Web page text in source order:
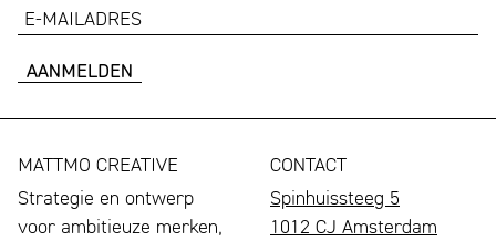
e-
MATTMO CREATIVE
Strategie en ontwerp
voor ambitieuze merken,
CONTACT
Spinhuissteeg 5
1012 CJ Amsterdam